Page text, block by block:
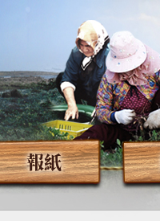
報紙